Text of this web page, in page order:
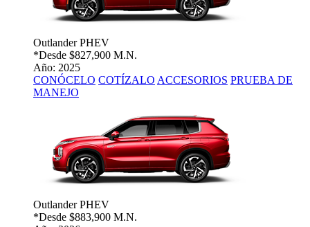
Outlander PHEV
*Desde $827,900 M.N.
Año: 2025
CONÓCELO COTÍZALO ACCESORIOS PRUEBA DE
MANEJO
Outlander PHEV
*Desde $883,900 M.N.